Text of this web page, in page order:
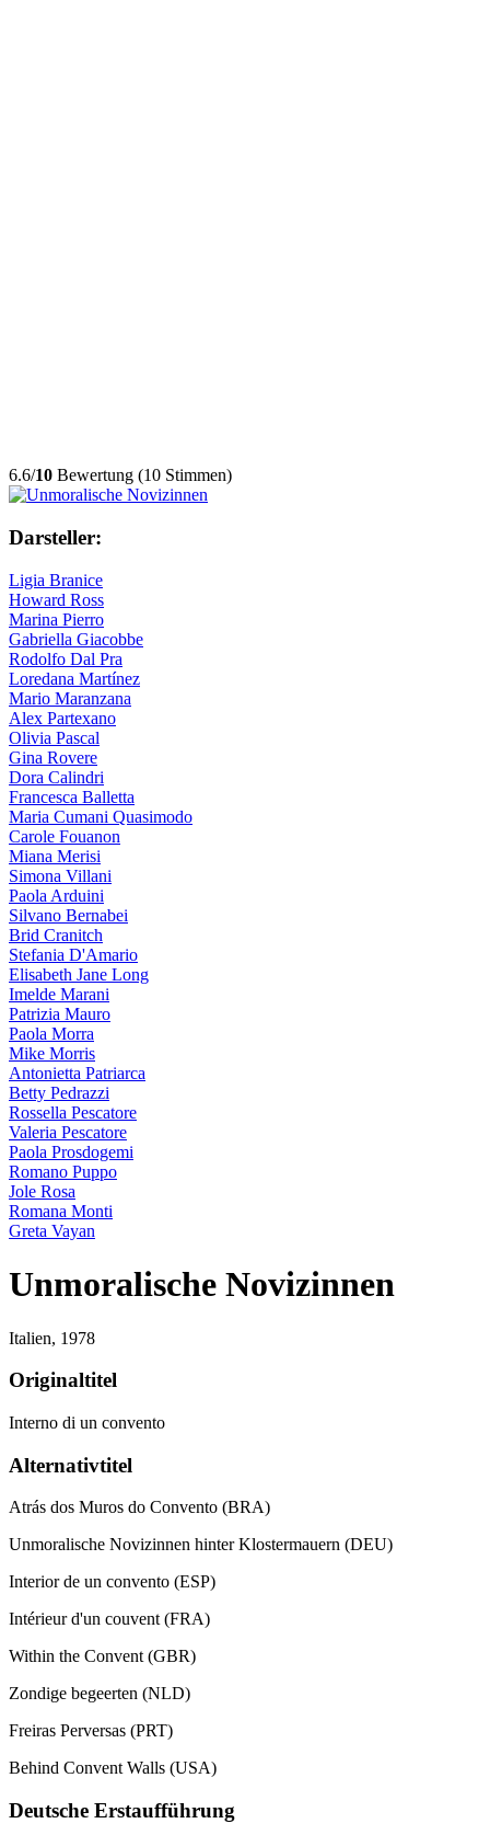
6.6/10 Bewertung (10 Stimmen)
Darsteller:
Ligia Branice
Howard Ross
Marina Pierro
Gabriella Giacobbe
Rodolfo Dal Pra
Loredana Martínez
Mario Maranzana
Alex Partexano
Olivia Pascal
Gina Rovere
Dora Calindri
Francesca Balletta
Maria Cumani Quasimodo
Carole Fouanon
Miana Merisi
Simona Villani
Paola Arduini
Silvano Bernabei
Brid Cranitch
Stefania D'Amario
Elisabeth Jane Long
Imelde Marani
Patrizia Mauro
Paola Morra
Mike Morris
Antonietta Patriarca
Betty Pedrazzi
Rossella Pescatore
Valeria Pescatore
Paola Prosdogemi
Romano Puppo
Jole Rosa
Romana Monti
Greta Vayan
Unmoralische Novizinnen
Italien, 1978
Originaltitel
Interno di un convento
Alternativtitel
Atrás dos Muros do Convento (BRA)
Unmoralische Novizinnen hinter Klostermauern (DEU)
Interior de un convento (ESP)
Intérieur d'un couvent (FRA)
Within the Convent (GBR)
Zondige begeerten (NLD)
Freiras Perversas (PRT)
Behind Convent Walls (USA)
Deutsche Erstaufführung